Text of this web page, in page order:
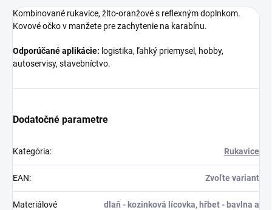
Kombinované rukavice, žlto-oranžové s reflexným doplnkom.
Kovové očko v manžete pre zachytenie na karabínu.
Odporúčané aplikácie: logistika, ľahký priemysel, hobby,
autoservisy, stavebníctvo.
Dodatočné parametre
Kategória: Rukavice
EAN: Zvoľte variant
Materiálové
dlaň - kozinková lícovka, hřbet - bavlna a